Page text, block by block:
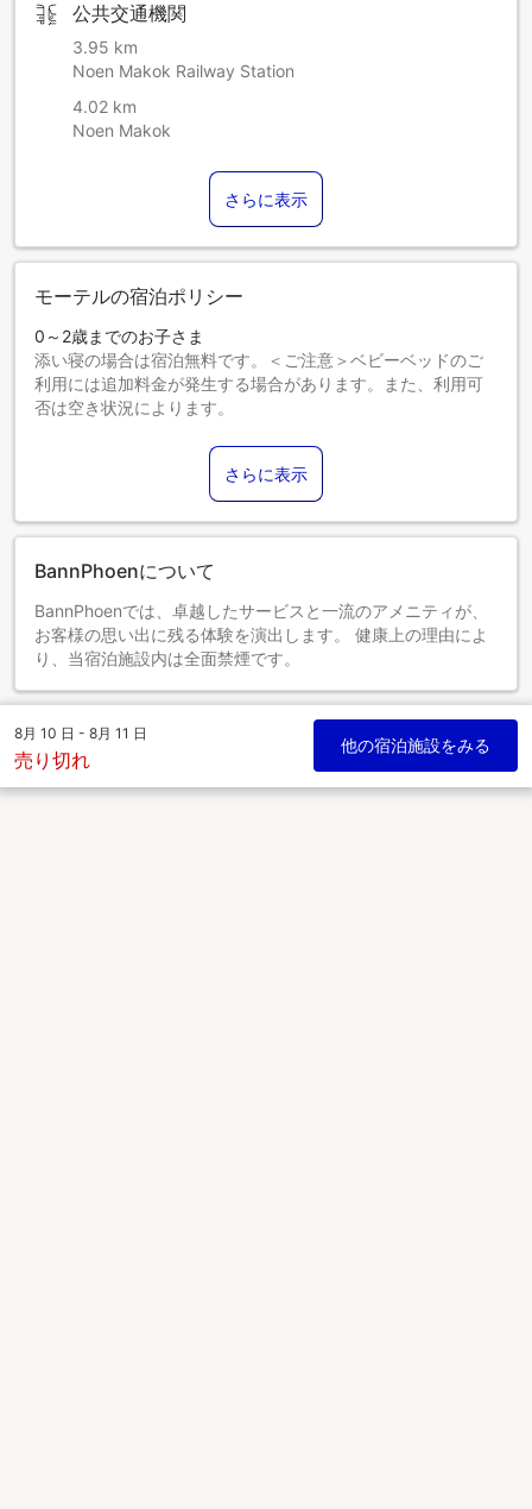
公共交通機関
3.95 km
Noen Makok Railway Station
4.02 km
Noen Makok
さらに表示
モーテルの宿泊ポリシー
0～2歳までのお子さま
添い寝の場合は宿泊無料です。＜ご注意＞ベビーベッドのご
利用には追加料金が発生する場合があります。また、利用可
否は空き状況によります。
添い寝の場合は宿泊無料です。
13歳以上のゲストは大人とみなされます。
エキストラベッドの追加可否は、お部屋タイプにより異なり
ます。各部屋タイプ欄の記載をご確認ください。
さらに表示
BannPhoenについて
BannPhoenでは、卓越したサービスと一流のアメニティが、
お客様の思い出に残る体験を演出します。 健康上の理由によ
り、当宿泊施設内は全面禁煙です。
8月 10 日 - 8月 11 日
売り切れ
他の宿泊施設をみる